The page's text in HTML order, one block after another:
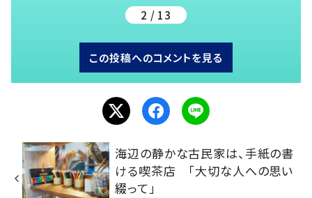
2 / 13
この投稿へのコメントを見る
海辺の静かな古民家は、手紙の書
ける喫茶店 「大切な人への思い
綴って」